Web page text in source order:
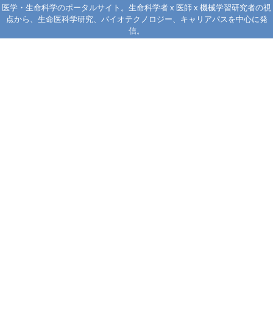
医学・生命科学のポータルサイト。生命科学者 x 医師 x 機械学習研究者の視
点から、生命医科学研究、バイオテクノロジー、キャリアパスを中心に発
信。